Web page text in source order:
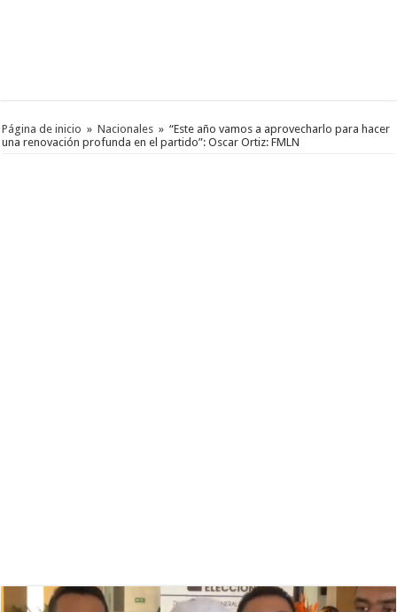
Página de inicio » Nacionales » “Este año vamos a aprovecharlo para hacer
una renovación profunda en el partido”: Oscar Ortiz: FMLN